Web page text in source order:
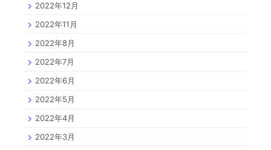
2022年12月
2022年11月
2022年8月
2022年7月
2022年6月
2022年5月
2022年4月
2022年3月